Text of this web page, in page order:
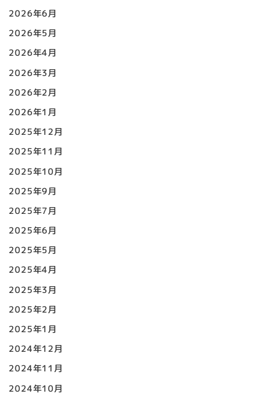
2026年6月
2026年5月
2026年4月
2026年3月
2026年2月
2026年1月
2025年12月
2025年11月
2025年10月
2025年9月
2025年7月
2025年6月
2025年5月
2025年4月
2025年3月
2025年2月
2025年1月
2024年12月
2024年11月
2024年10月